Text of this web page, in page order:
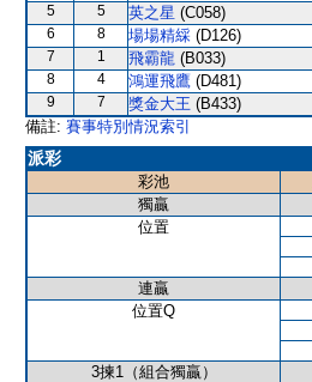
5 5 英之星 (C058)
6 8 場場精綵 (D126)
7 1 飛霸龍 (B033)
8 4 鴻運飛鷹 (D481)
9 7 獎金大王 (B433)
備註: 賽事特別情況索引
派彩
彩池
獨贏
位置
連贏
位置Q
3揀1（組合獨贏）